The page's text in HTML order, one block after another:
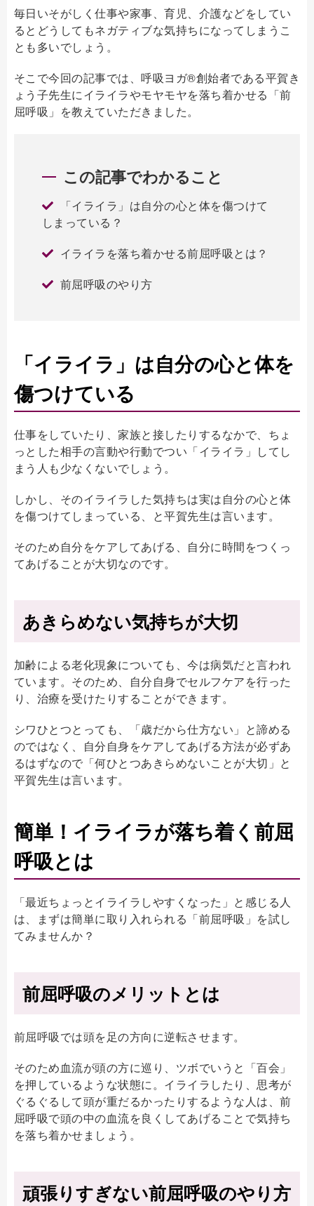
毎日いそがしく仕事や家事、育児、介護などをしてい
るとどうしてもネガティブな気持ちになってしまうこ
とも多いでしょう。
そこで今回の記事では、呼吸ヨガ®創始者である平賀き
ょう子先生にイライラやモヤモヤを落ち着かせる「前
屈呼吸」を教えていただきました。
この記事でわかること
「イライラ」は自分の心と体を傷つけて
しまっている？
イライラを落ち着かせる前屈呼吸とは？
前屈呼吸のやり方
「イライラ」は自分の心と体を
傷つけている
仕事をしていたり、家族と接したりするなかで、ちょ
っとした相手の言動や行動でつい「イライラ」してし
まう人も少なくないでしょう。
しかし、そのイライラした気持ちは実は自分の心と体
を傷つけてしまっている、と平賀先生は言います。
そのため自分をケアしてあげる、自分に時間をつくっ
てあげることが大切なのです。
あきらめない気持ちが大切
加齢による老化現象についても、今は病気だと言われ
ています。そのため、自分自身でセルフケアを行った
り、治療を受けたりすることができます。
シワひとつとっても、「歳だから仕方ない」と諦める
のではなく、自分自身をケアしてあげる方法が必ずあ
るはずなので「何ひとつあきらめないことが大切」と
平賀先生は言います。
簡単！イライラが落ち着く前屈
呼吸とは
「最近ちょっとイライラしやすくなった」と感じる人
は、まずは簡単に取り入れられる「前屈呼吸」を試し
てみませんか？
前屈呼吸のメリットとは
前屈呼吸では頭を足の方向に逆転させます。
そのため血流が頭の方に巡り、ツボでいうと「百会」
を押しているような状態に。イライラしたり、思考が
ぐるぐるして頭が重だるかったりするような人は、前
屈呼吸で頭の中の血流を良くしてあげることで気持ち
を落ち着かせましょう。
頑張りすぎない前屈呼吸のやり方